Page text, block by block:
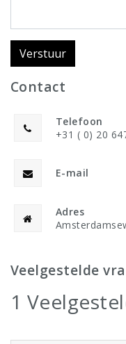
Verstuur
Contact
Telefoon
+31 ( 0) 20
E-mail
Adres
Veelgestelde
1